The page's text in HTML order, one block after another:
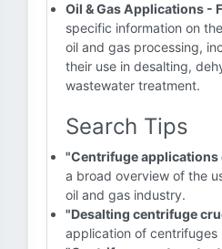
Oil & Gas Applications -
specific information on
oil and gas processing,
their use in desalting,
wastewater treatment.
Search Tips
"Centrifuge applications
a broad overview of the
oil and gas industry.
"Desalting centrifuge
application of centrifuges